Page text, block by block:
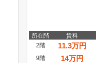
所在階 賃料
2階
11.3万円
9階
14万円